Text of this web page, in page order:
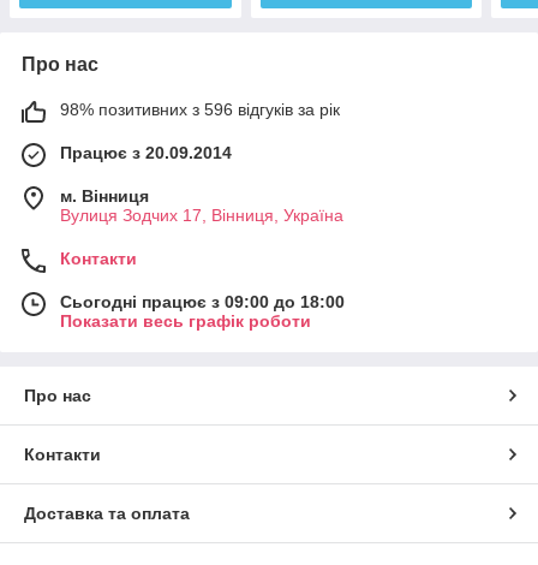
Про нас
98% позитивних з 596 відгуків за рік
Працює з 20.09.2014
м. Вінниця
Вулиця Зодчих 17, Вінниця, Україна
Контакти
Сьогодні працює з 09:00 до 18:00
Показати весь графік роботи
Про нас
Контакти
Доставка та оплата